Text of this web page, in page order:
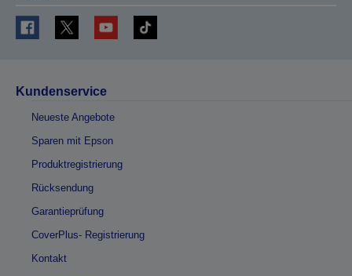
Kundenservice
Neueste Angebote
Sparen mit Epson
Produktregistrierung
Rücksendung
Garantieprüfung
CoverPlus- Registrierung
Kontakt